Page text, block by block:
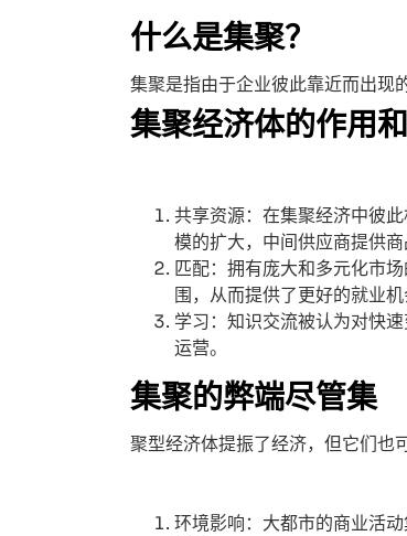
什么是集聚？
集聚是指由于企业彼此靠近而出现
集聚经济体的作用
共享资源：在集聚经济中彼
模的扩大，中间供应商提供
匹配：拥有庞大和多元化市
围，从而提供了更好的就业机
学习：知识交流被认为对快
运营。
集聚的弊端尽管集
聚型经济体提振了经济，但它们也
环境影响：大都市的商业活